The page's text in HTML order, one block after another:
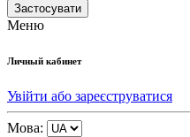
Застосувати
Меню
Личный кабинет
Увійти або зареєструватися
Мова: